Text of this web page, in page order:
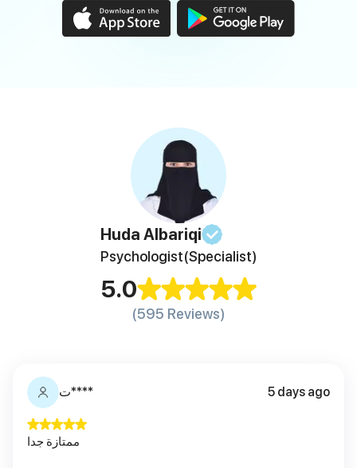
Huda Albariqi
Psychologist(Specialist)
5.0
(595 Reviews)
ت**** 5 days ago
ممتازة جدا